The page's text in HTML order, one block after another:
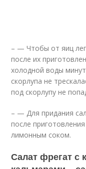
– — Чтобы от яиц
после их
холодной воды
скорлупа не
под скорлупу не
– — Для придания
после
лимонным соком.
Салат фрегат с